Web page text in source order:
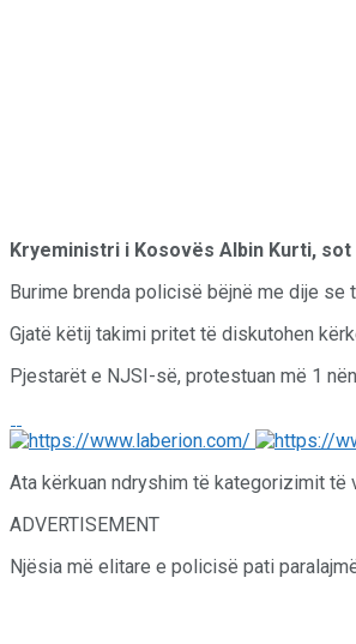
Kryeministri i Kosovës Albin Kurti,
Burime brenda policisë bëjnë me dije se
Gjatë këtij takimi pritet të diskutohen
Pjestarët e NJSI-së, protestuan më 1
Ata kërkuan ndryshim të kategorizimit
ADVERTISEMENT
Njësia më elitare e policisë pati